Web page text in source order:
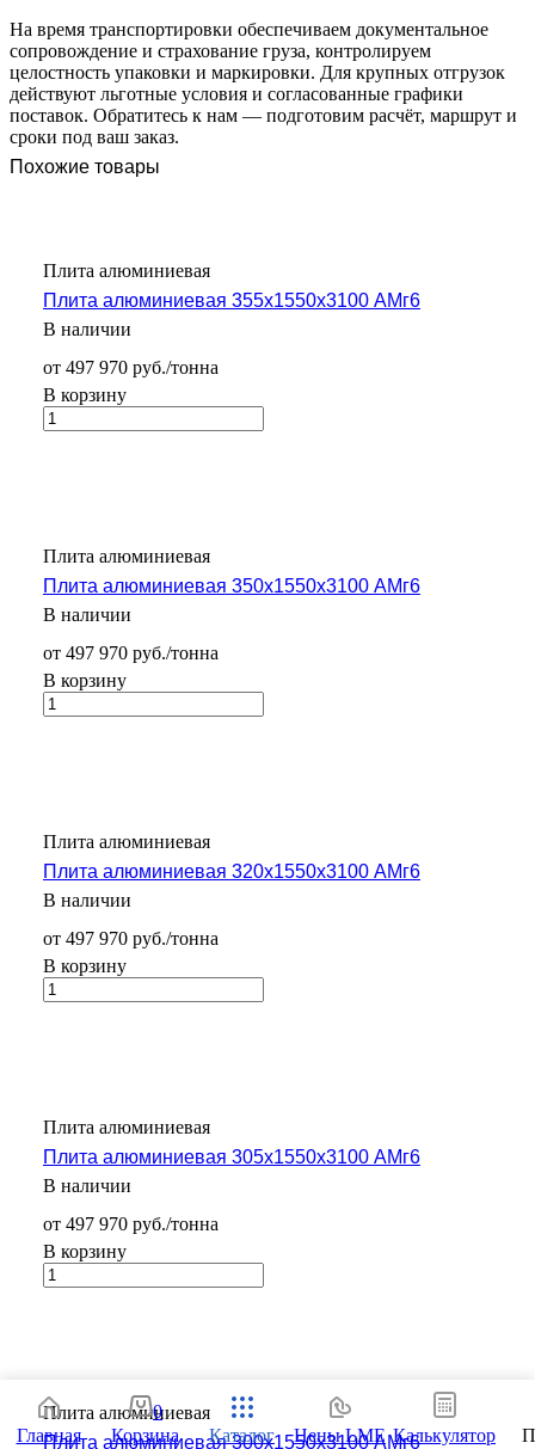
На время транспортировки обеспечиваем документальное
сопровождение и страхование груза, контролируем
целостность упаковки и маркировки. Для крупных отгрузок
действуют льготные условия и согласованные графики
поставок. Обратитесь к нам — подготовим расчёт, маршрут и
сроки под ваш заказ.
Похожие товары
Плита алюминиевая
Плита алюминиевая 355х1550х3100 АМг6
В наличии
от 497 970 руб./тонна
В корзину
Плита алюминиевая
Плита алюминиевая 350х1550х3100 АМг6
В наличии
от 497 970 руб./тонна
В корзину
Плита алюминиевая
Плита алюминиевая 320х1550х3100 АМг6
В наличии
от 497 970 руб./тонна
В корзину
Плита алюминиевая
Плита алюминиевая 305х1550х3100 АМг6
В наличии
от 497 970 руб./тонна
В корзину
Плита алюминиевая
Плита алюминиевая 300х1550х3100 АМг6
Главная
0
Корзина
Каталог Цены LME Калькулятор